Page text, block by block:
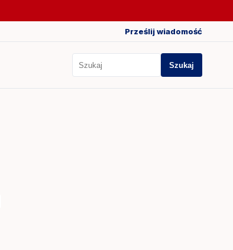
Prześlij wiadomość
Szukaj
Szukaj